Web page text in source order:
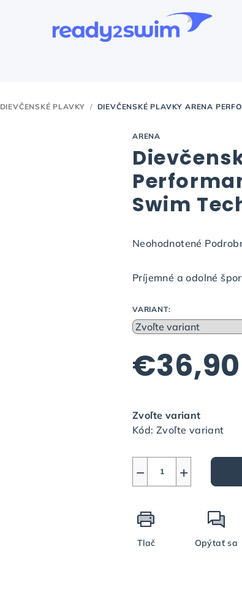
DIEVČENSKÉ PLAVKY / DIEVČENSKÉ PLAVKY ARENA
ARENA
Swim
Priemerné
produktu
z
5
Neohodnotené
Príjemné a odolné
VARIANT:
€36,90
cena:
Zvoľte variant
Kód: Zvoľte variant
+
−
Tlač Opýtať sa